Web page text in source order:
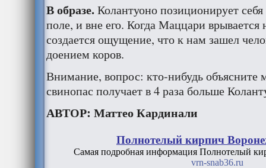
В образе.Колантуоно позиционирует
поле, и вне его. Когда Маццари
создается ощущение, что к нам зашел
доением коров.
Внимание, вопрос: кто-нибудь объясните
свинопас получает в 4 раза больше
АВТОР: Маттео Кардинали
Полнотелый кирпич
Самая подробная информация Полнотелый
vrn-snab36.ru